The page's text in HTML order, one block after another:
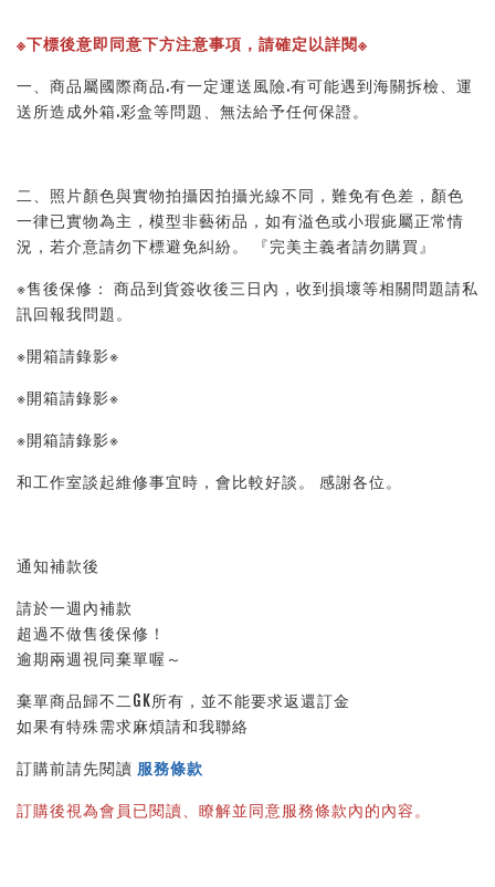
※下標後意即同意下方注意事項，請確定以詳閱※
一、商品屬國際商品.有一定運送風險.有可能遇到海關拆檢、運
送所造成外箱.彩盒等問題、無法給予任何保證。
二、照片顏色與實物拍攝因拍攝光線不同，難免有色差，顏色
一律已實物為主，模型非藝術品，如有溢色或小瑕疵屬正常情
況，若介意請勿下標避免糾紛。 『完美主義者請勿購買』
※售後保修： 商品到貨簽收後三日內，收到損壞等相關問題請私
訊回報我問題。
※開箱請錄影※
※開箱請錄影※
※開箱請錄影※
和工作室談起維修事宜時，會比較好談。 感謝各位。
通知補款後
請於一週內補款
超過不做售後保修！
逾期兩週視同棄單喔～
棄單商品歸不二GK所有，並不能要求返還訂金
如果有特殊需求麻煩請和我聯絡
訂購前請先閱讀 服務條款
訂購後視為會員已閱讀、瞭解並同意服務條款內的內容。